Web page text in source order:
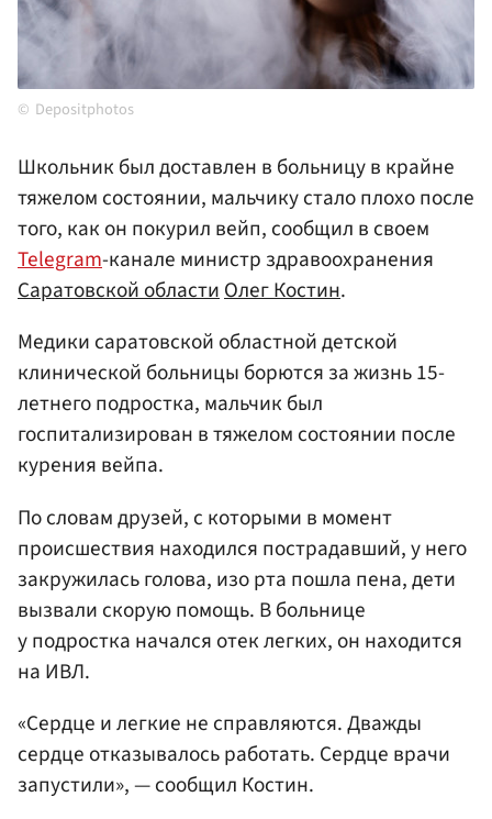
Depositphotos
Школьник был доставлен в больницу в крайне
тяжелом состоянии, мальчику стало плохо после
того, как он покурил вейп, сообщил в своем
Telegram-канале министр здравоохранения
Саратовской областиОлег Костин.
Медики саратовской областной детской
клинической больницы борются за жизнь 15-
летнего подростка, мальчик был
госпитализирован в тяжелом состоянии после
курения вейпа.
По словам друзей, с которыми в момент
происшествия находился пострадавший, у него
закружилась голова, изо рта пошла пена, дети
вызвали скорую помощь. В больнице
у подростка начался отек легких, он находится
на ИВЛ.
«Сердце и легкие не справляются. Дважды
сердце отказывалось работать. Сердце врачи
запустили», — сообщил Костин.